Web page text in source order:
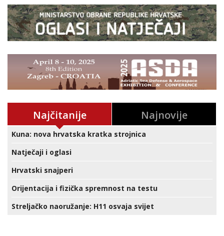
Najčitanije Najnovije
Kuna: nova hrvatska kratka strojnica
Natječaji i oglasi
Hrvatski snajperi
Orijentacija i fizička spremnost na testu
Streljačko naoružanje: H11 osvaja svijet